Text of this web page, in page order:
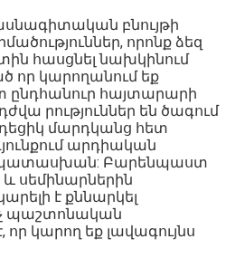
բնույթի
որոնք ձեզ
հասցնել նախկինում
որ կարողանում եք
հայտարարի
րություններ են ծագում
մարդկանց հետ
արդիական
Բարենպաստ
սեմինարներին
է քննարկել
պաշտոնական
որ կարող եք լավագույնս